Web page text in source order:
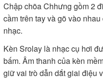
Chập chõa Chhưng gồm 2
cầm trên tay và gõ vào
nhạc.
Kèn Srolay là nhạc cụ hơi
bấm. Âm thanh của kèn
giữ vai trò dẫn dắt giai điệu